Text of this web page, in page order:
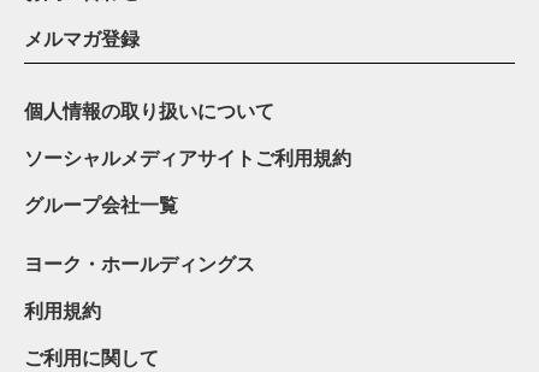
メルマガ登録
個人情報の取り扱いについて
ソーシャルメディアサイトご利用規約
グループ会社一覧
ヨーク・ホールディングス
利用規約
ご利用に関して